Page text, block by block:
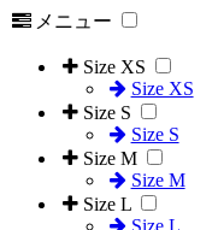
メニュー
Size XS
Size XS
Size S
Size S
Size M
Size M
Size L
Size L